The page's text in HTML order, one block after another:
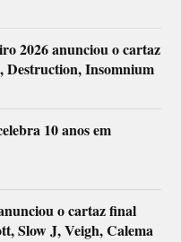
2026 anunciou o cartaz
Destruction, Insomnium
10 anos em
o cartaz final
Slow J, Veigh, Calema